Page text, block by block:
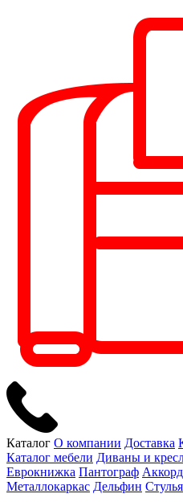
Каталог О компании Доставка
Каталог мебели Диваны и
Еврокнижка Пантограф
Металлокаркас Дельфин Стулья